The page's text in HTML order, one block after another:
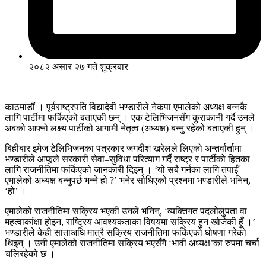
२०८२ असार २७ गते शुक्रबार
काठमाडौं । पूर्वराष्ट्रपति विद्यादेवी भण्डारीले नेकपा एमालेको अध्यक्ष बन्नकै
लागि पार्टीमा फर्किएको बताएकी छन् । एक टेलिभिजनसँग कुराकानी गर्दै उनले
अबको आफ्नो लक्ष्य पार्टीको आगामी नेतृत्व (अध्यक्ष) बन्नु रहेको बताएकी हुन् ।
बिहीबार इमेज टेलिभिजनका पत्रकार जगदीश खरेलले लिएको अन्तर्वार्तामा
भण्डारीले आफूले सरकारी सेवा–सुविधा परित्याग गर्दै राष्ट्र र पार्टीको हितका
लागि राजनीतिमा फर्किएको जानकारी दिइन् । ‘यो सबै गर्नका लागि तपाईँ
एमालेको अध्यक्ष बन्नुपर्छ भन्ने हो ?’ भनेर सोधिएको प्रश्नमा भण्डारीले भनिन्,
‘हो’ ।
एमालेको राजनीतिमा सक्रिय भएकी उनले भनिन्, ‘व्यक्तिगत पदलोलुपता वा
महत्वाकांक्षा होइन, राष्ट्रिय आवश्यकताका विषयमा सक्रिय हुन खोजेकी हुँ ।’
भण्डारीले केही साताअघि मात्रै सक्रिय राजनीतिमा फर्किएको घोषणा गरेको
थिइन् । उनी एमालेको राजनीतिमा सक्रिय भएसँगै ‘भावी अध्यक्ष’का रुपमा चर्चा
चलिरहेको छ ।